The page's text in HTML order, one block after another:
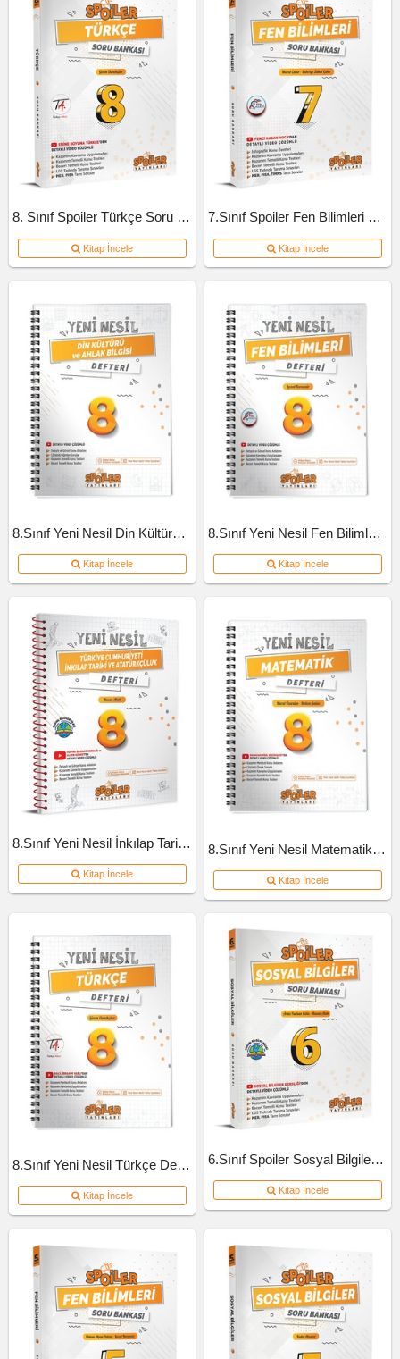
8. Sınıf Spoiler Türkçe Soru Bankası
Kitap İncele
7.Sınıf Spoiler Fen Bilimleri Soru Bankası
Kitap İncele
8.Sınıf Yeni Nesil Din Kültürü Defteri
Kitap İncele
8.Sınıf Yeni Nesil Fen Bilimleri Defteri
Kitap İncele
8.Sınıf Yeni Nesil İnkılap Tarihi Defteri
Kitap İncele
8.Sınıf Yeni Nesil Matematik Defteri
Kitap İncele
8.Sınıf Yeni Nesil Türkçe Defteri
Kitap İncele
6.Sınıf Spoiler Sosyal Bilgiler Soru Bankası
Kitap İncele